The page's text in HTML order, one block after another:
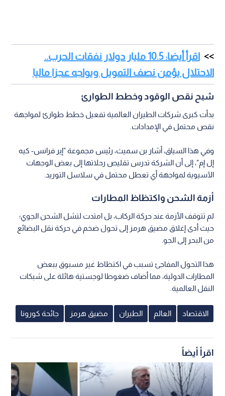
اقرأ أيضا: 10.5 مليار دولار نفقات الحرب..
الاحتلال يؤمن نصف التمويل ويواجه عجزا ماليا
شبح نقص الوقود وخطط الطوارئ
بدأت كبرى شركات الطيران العالمية تفعيل خطط طوارئ لمواجهة
نقص محتمل في الإمدادات.
وفي هذا السياق، أشار بن سميث، رئيس مجموعة "إير فرانس- كيه
إل إم"، إلى أن الشركة تدرس تقليص رحلاتها إلى بعض الوجهات
الآسيوية لمواجهة أي تعطل محتمل في سلاسل التوريد.
أزمة الشحن واكتظاظ المطارات
لم تتوقف الأزمة عند حركة الركاب، بل امتدت لتشل الشحن الجوي؛
حيث أدى إغلاق مضيق هرمز إلى تحول ضخم في حركة نقل البضائع
من البحر إلى الجو.
هذا التحول المفاجئ تسبب في اكتظاظ غير مسبوق ببعض
المطارات الدولية، مما أضاف ضغوطا لوجستية هائلة على شبكات
النقل العالمية.
الاقتصاد العالم الطيران مضيق هرمز جائحة كورونا
اقرأ أيضاً